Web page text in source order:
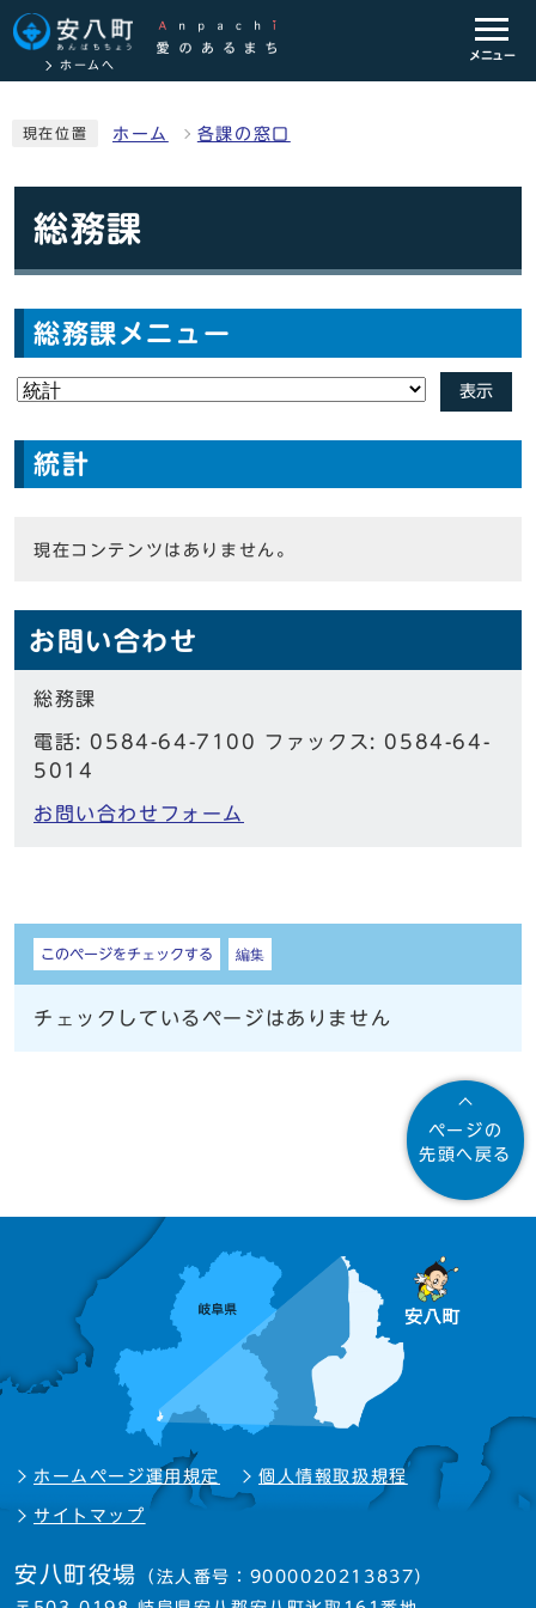
ホームへ
メニュー
現在位置 ホーム 各課の窓口
総務課
総務課メニュー
表示
統計
現在コンテンツはありません。
お問い合わせ
総務課
電話: 0584-64-7100 ファックス: 0584-64-
5014
お問い合わせフォーム
しおり
このページをチェックする 編集
チェックしているページはありません
ページの
先頭へ戻る
ホームページ運用規定 個人情報取扱規程
サイトマップ
安八町役場 （法人番号：9000020213837）